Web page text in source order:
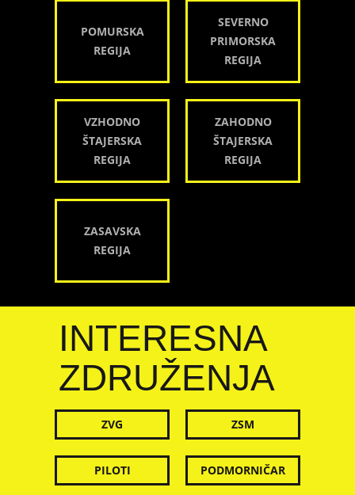
POMURSKA
REGIJA
SEVERNO
PRIMORSKA
REGIJA
VZHODNO
ŠTAJERSKA
REGIJA
ZAHODNO
ŠTAJERSKA
REGIJA
ZASAVSKA
REGIJA
INTERESNA
ZDRUŽENJA
ZVG ZSM
PILOTI PODMORNIČAR